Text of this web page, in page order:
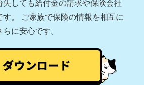
失しても給付金の請求や保険会社
す。 ご家族で保険の情報を相互に
に安心です。